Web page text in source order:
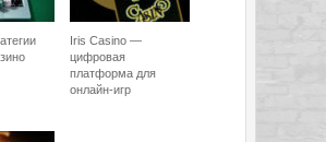
Iris Casino —
цифровая
платформа для
онлайн-игр